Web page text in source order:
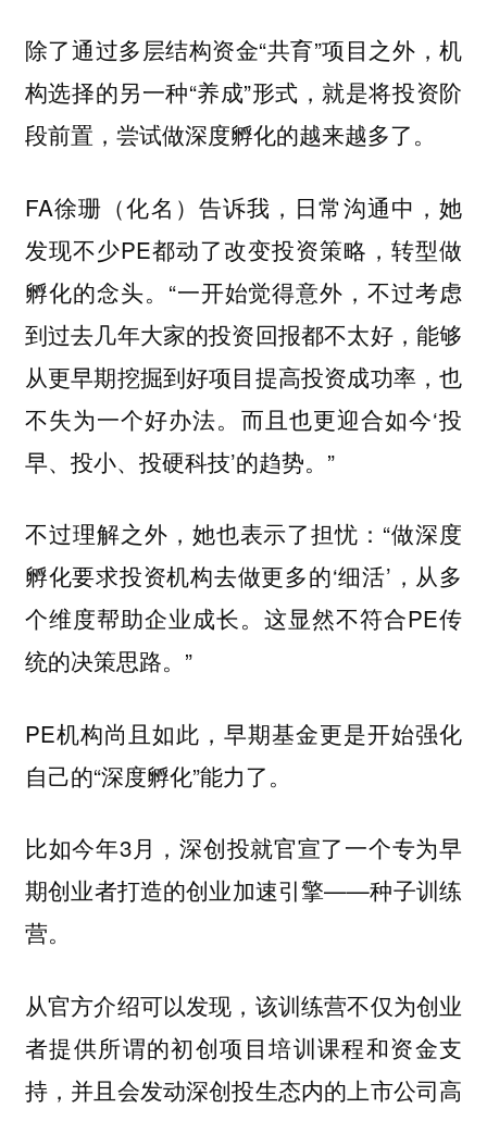
除了通过多层结构资金“共育”项目之外，机
构选择的另一种“养成”形式，就是将投资阶
段前置，尝试做深度孵化的越来越多了。
FA徐珊（化名）告诉我，日常沟通中，她
发现不少PE都动了改变投资策略，转型做
孵化的念头。“一开始觉得意外，不过考虑
到过去几年大家的投资回报都不太好，能够
从更早期挖掘到好项目提高投资成功率，也
不失为一个好办法。而且也更迎合如今‘投
早、投小、投硬科技’的趋势。”
不过理解之外，她也表示了担忧：“做深度
孵化要求投资机构去做更多的‘细活’，从多
个维度帮助企业成长。这显然不符合PE传
统的决策思路。”
PE机构尚且如此，早期基金更是开始强化
自己的“深度孵化”能力了。
比如今年3月，深创投就官宣了一个专为早
期创业者打造的创业加速引擎——种子训练
营。
从官方介绍可以发现，该训练营不仅为创业
者提供所谓的初创项目培训课程和资金支
持，并且会发动深创投生态内的上市公司高